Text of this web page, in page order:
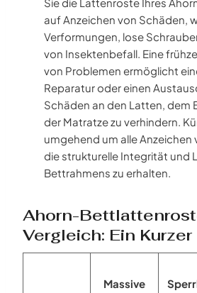
Sie die Lattenroste Ihres
auf Anzeichen von Schäden,
Verformungen, lose
von Insektenbefall. Eine
von Problemen ermöglicht
Reparatur oder einen
Schäden an den Latten, dem
der Matratze zu verhindern.
umgehend um alle Anzeichen
die strukturelle Integrität und
Bettrahmens zu erhalten.
Ahorn-
Vergleich: Ein
Massive